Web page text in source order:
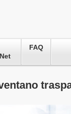
FAQ